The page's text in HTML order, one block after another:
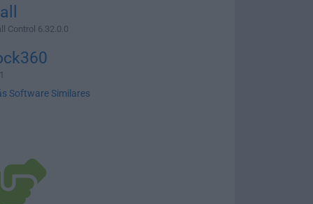
Control 6.32.0.0
Software Similares